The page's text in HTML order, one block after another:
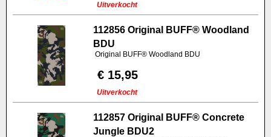
Uitverkocht
112856 Original BUFF® Woodland
BDU
Original BUFF® Woodland BDU
€ 15,95
Uitverkocht
112857 Original BUFF® Concrete
Jungle BDU2